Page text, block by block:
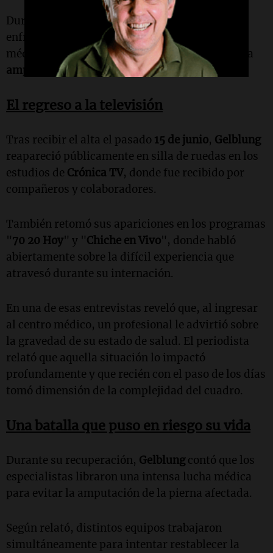
Durante ese proceso, el periodista llegó a
enfrentar un escenario crítico en el que los
médicos evaluaron incluso la posibilidad de una
amputaciónpara preservar su vida.
El regreso a la televisión
Tras recibir el alta el pasado 15 de junio, Gelblung
reapareció públicamente en silla de ruedas en los
estudios de Crónica TV, donde fue recibido por
compañeros y colaboradores.
También retomó sus apariciones en los programas
"70 20 Hoy" y "Chiche en Vivo", donde habló
abiertamente sobre la difícil experiencia que
atravesó durante su internación.
En una de esas entrevistas reveló que, al ingresar
al centro médico, un profesional le advirtió sobre
la gravedad de su estado de salud. El periodista
relató que aquella situación lo impactó
profundamente y que recién con el paso de los días
tomó dimensión de la complejidad del cuadro.
Una batalla que puso en riesgo su vida
Durante su recuperación, Gelblungcontó que los
especialistas libraron una intensa lucha médica
para evitar la amputación de la pierna afectada.
Según relató, distintos equipos trabajaron
simultáneamente para intentar restablecer la